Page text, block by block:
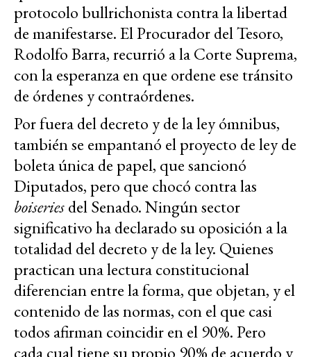
protocolo bullrichonista contra la libertad
de manifestarse. El Procurador del Tesoro,
Rodolfo Barra, recurrió a la Corte Suprema,
con la esperanza en que ordene ese tránsito
de órdenes y contraórdenes.
Por fuera del decreto y de la ley ómnibus,
también se empantanó el proyecto de ley de
boleta única de papel, que sancionó
Diputados, pero que chocó contra las
boiseriesdel Senado. Ningún sector
significativo ha declarado su oposición a la
totalidad del decreto y de la ley. Quienes
practican una lectura constitucional
diferencian entre la forma, que objetan, y el
contenido de las normas, con el que casi
todos afirman coincidir en el 90%. Pero
cada cual tiene su propio 90% de acuerdo y